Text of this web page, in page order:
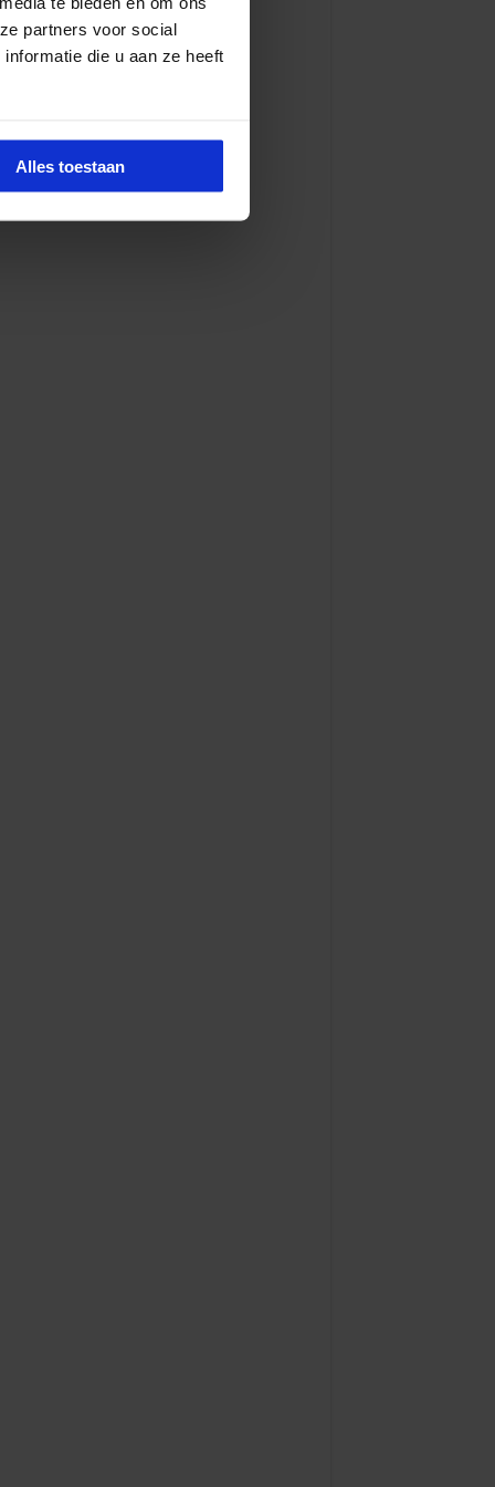
partners voor social
die u aan ze heeft
Alles toestaan